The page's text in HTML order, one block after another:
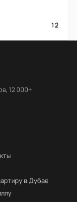
12
12 000+
в Дубае